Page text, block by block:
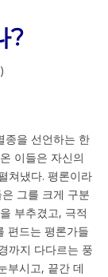
?
종을 선언하는 한
이들은 자신의
쳐냈다. 평론이라
그를 크게 구분
부추겼고, 극적
편드는 평론가들
까지 다다르는 풍
부시고, 끝간 데